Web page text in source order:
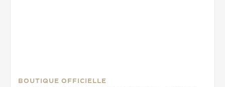
BOUTIQUE OFFICIELLE